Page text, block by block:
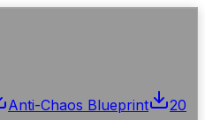
Anti-Chaos Blueprint
20